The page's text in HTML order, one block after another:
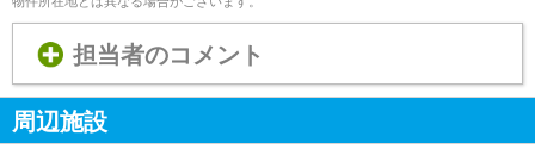
担当者のコメント
周辺施設